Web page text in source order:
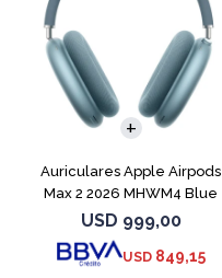
Auriculares Apple Airpods
Max 2 2026 MHWM4 Blue
USD 999,00
USD 849,15